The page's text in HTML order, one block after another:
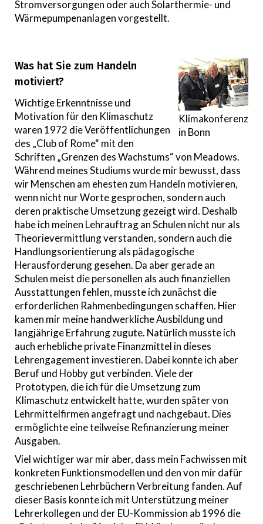
Stromversorgungen oder auch Solarthermie- und
Wärmepumpenanlagen vorgestellt.
Klimakonferenz
in Bonn
Was hat Sie zum Handeln
motiviert?
Wichtige Erkenntnisse und
Motivation für den Klimaschutz
waren 1972 die Veröffentlichungen
des „Club of Rome“ mit den
Schriften „Grenzen des Wachstums“ von Meadows.
Während meines Studiums wurde mir bewusst, dass
wir Menschen am ehesten zum Handeln motivieren,
wenn nicht nur Worte gesprochen, sondern auch
deren praktische Umsetzung gezeigt wird. Deshalb
habe ich meinen Lehrauftrag an Schulen nicht nur als
Theorievermittlung verstanden, sondern auch die
Handlungsorientierung als pädagogische
Herausforderung gesehen. Da aber gerade an
Schulen meist die personellen als auch finanziellen
Ausstattungen fehlen, musste ich zunächst die
erforderlichen Rahmenbedingungen schaffen. Hier
kamen mir meine handwerkliche Ausbildung und
langjährige Erfahrung zugute. Natürlich musste ich
auch erhebliche private Finanzmittel in dieses
Lehrengagement investieren. Dabei konnte ich aber
Beruf und Hobby gut verbinden. Viele der
Prototypen, die ich für die Umsetzung zum
Klimaschutz entwickelt hatte, wurden später von
Lehrmittelfirmen angefragt und nachgebaut. Dies
ermöglichte eine teilweise Refinanzierung meiner
Ausgaben.
Viel wichtiger war mir aber, dass mein Fachwissen mit
konkreten Funktionsmodellen und den von mir dafür
geschriebenen Lehrbüchern Verbreitung fanden. Auf
dieser Basis konnte ich mit Unterstützung meiner
Lehrerkollegen und der EU-Kommission ab 1996 die